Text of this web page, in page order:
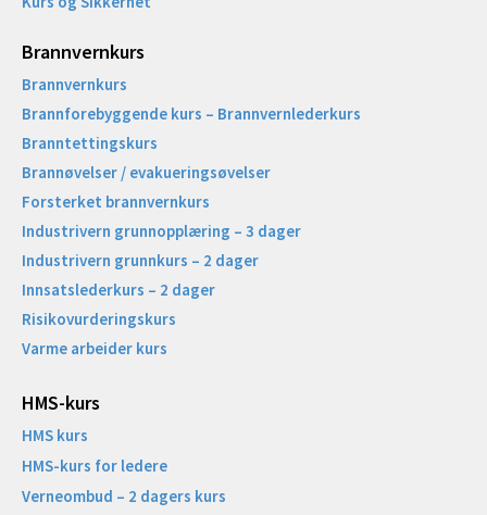
Brannvernkurs
Brannvernkurs
Brannforebyggende kurs – Brannvernlederkurs
Branntettingskurs
Brannøvelser / evakueringsøvelser
Forsterket brannvernkurs
Industrivern grunnopplæring – 3 dager
Industrivern grunnkurs – 2 dager
Innsatslederkurs – 2 dager
Risikovurderingskurs
Varme arbeider kurs
HMS-kurs
HMS kurs
HMS-kurs for ledere
Verneombud – 2 dagers kurs